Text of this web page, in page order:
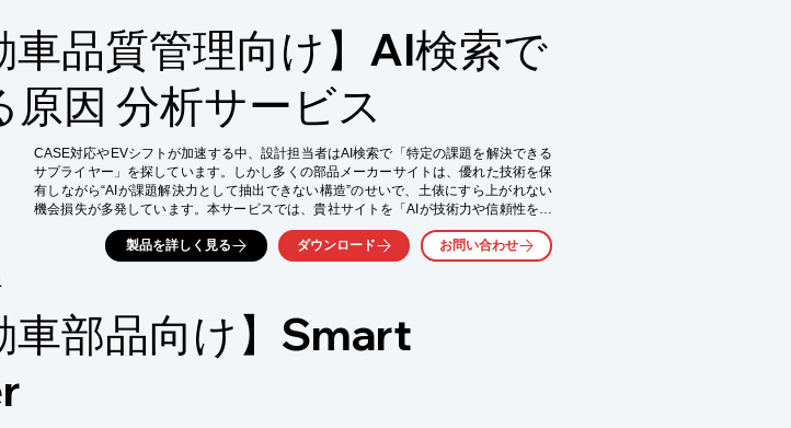
車品質管理向け】AI検索で
原因 分析サービス
CASE対応やEVシフトが加速する中、設計担当者はAI検索で「特定の課題を解決できる
サプライヤー」を探しています。しかし多くの部品メーカーサイトは、優れた技術を保
有しながら“AIが課題解決力として抽出できない構造”のせいで、土俵にすら上がれない
機会損失が多発しています。本サービスでは、貴社サイトを「AIが技術力や信頼性を評
価するロジック」で分析。なぜ競合が先に推奨されるのかを可視化します。
▼こんなお悩み解決に ・「軽量化」「放熱」等の課題検索で、自社が引用されない ・
付いていない
「次世代モビリティの選定候補」に残りませんか。現状URLを共有いただければ、損を
製品を詳しく見る ダウンロード お問い合わせ
車部品向け】Smart